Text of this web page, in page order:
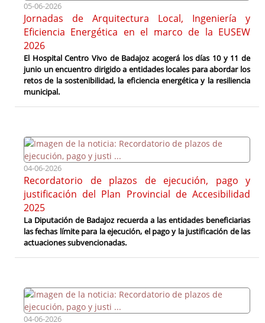
05-06-2026
Jornadas de Arquitectura Local, Ingeniería y
Eficiencia Energética en el marco de la EUSEW
2026
El Hospital Centro Vivo de Badajoz acogerá los días 10 y 11 de
junio un encuentro dirigido a entidades locales para abordar los
retos de la sostenibilidad, la eficiencia energética y la resiliencia
municipal.
04-06-2026
Recordatorio de plazos de ejecución, pago y
justificación del Plan Provincial de Accesibilidad
2025
La Diputación de Badajoz recuerda a las entidades beneficiarias
las fechas límite para la ejecución, el pago y la justificación de las
actuaciones subvencionadas.
04-06-2026